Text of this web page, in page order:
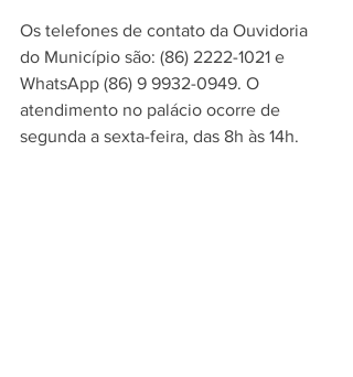
Os telefones de contato da Ouvidoria
do Município são: (86) 2222-1021 e
WhatsApp (86) 9 9932-0949. O
atendimento no palácio ocorre de
segunda a sexta-feira, das 8h às 14h.